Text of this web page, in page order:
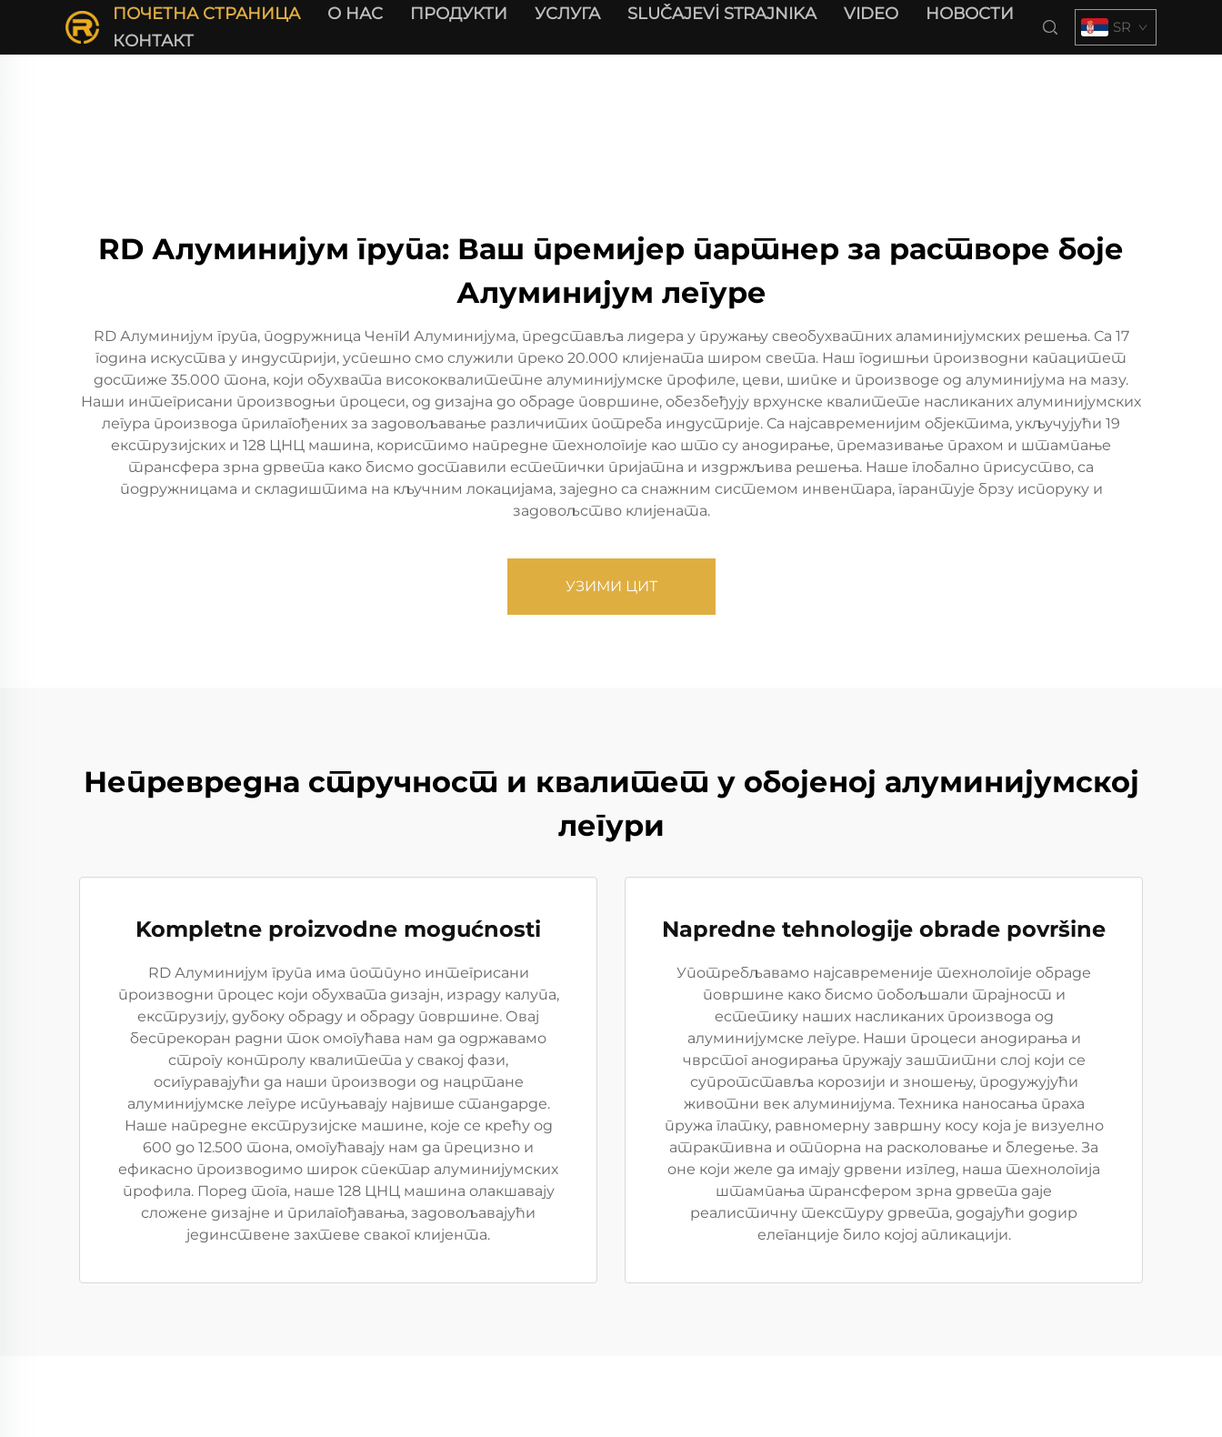
ПОЧЕТНА СТРАНИЦА О НАС ПРОДУКТИ УСЛУГА SLUČAJEVİ STRAJNIKA VIDEO
НОВОСТИ
КОНТАКТ
SR
RD Алуминијум група: Ваш премијер партнер за растворе боје
Алуминијум легуре
RD Алуминијум група, подружница ЧенгИ Алуминијума, представља лидера у пружању свеобухватних аламинијумских решења. Са 17
година искуства у индустрији, успешно смо служили преко 20.000 клијената широм света. Наш годишњи производни капацитет
достиже 35.000 тона, који обухвата висококвалитетне алуминијумске профиле, цеви, шипке и производе од алуминијума на мазу.
Наши интегрисани производњи процеси, од дизајна до обраде површине, обезбеђују врхунске квалитете насликаних алуминијумских
легура производа прилагођених за задовољавање различитих потреба индустрије. Са најсавременијим објектима, укључујући 19
екструзијских и 128 ЦНЦ машина, користимо напредне технологије као што су анодирање, премазивање прахом и штампање
трансфера зрна дрвета како бисмо доставили естетички пријатна и издржљива решења. Наше глобално присуство, са
подружницама и складиштима на кључним локацијама, заједно са снажним системом инвентара, гарантује брзу испоруку и
задовољство клијената.
УЗИМИ ЦИТ
Непревредна стручност и квалитет у обојеној алуминијумској
легури
Kompletne proizvodne mogućnosti
RD Алуминијум група има потпуно интегрисани
производни процес који обухвата дизајн, израду калупа,
екструзију, дубоку обраду и обраду површине. Овај
беспрекоран радни ток омогућава нам да одржавамо
строгу контролу квалитета у свакој фази,
осигуравајући да наши производи од нацртане
алуминијумске легуре испуњавају највише стандарде.
Наше напредне екструзијске машине, које се крећу од
600 до 12.500 тона, омогућавају нам да прецизно и
ефикасно производимо широк спектар алуминијумских
профила. Поред тога, наше 128 ЦНЦ машина олакшавају
сложене дизајне и прилагођавања, задовољавајући
јединствене захтеве сваког клијента.
Napredne tehnologije obrade površine
Употребљавамо најсавременије технологије обраде
површине како бисмо побољшали трајност и
естетику наших насликаних производа од
алуминијумске легуре. Наши процеси анодирања и
чврстог анодирања пружају заштитни слој који се
супротставља корозији и зношењу, продужујући
животни век алуминијума. Техника наносања праха
пружа глатку, равномерну завршну косу која је визуелно
атрактивна и отпорна на расколовање и бледење. За
оне који желе да имају дрвени изглед, наша технологија
штампања трансфером зрна дрвета даје
реалистичну текстуру дрвета, додајући додир
елеганције било којој апликацији.